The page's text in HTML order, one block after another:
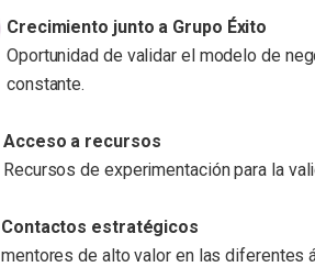
Crecimiento junto a Grupo Éxito
Oportunidad de validar el modelo de
constante.
Acceso a recursos
Recursos de experimentación para la
Contactos estratégicos
mentores de alto valor en las diferentes